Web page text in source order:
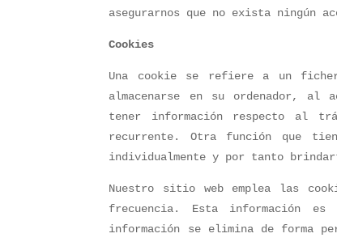
asegurarnos que no exista ningún
Cookies
Una cookie se refiere a un
almacenarse en su ordenador,
tener información respecto al
recurrente. Otra función que
individualmente y por tanto
Nuestro sitio web emplea las
frecuencia. Esta información es
información se elimina de forma